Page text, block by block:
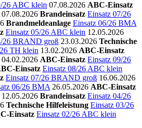
26 ABC klein 07.08.2026 ABC-Einsatz
07.08.2026 Brandeinsatz Einsatz 07/26
Brandmeldeanlage Einsatz 06/26 BMA
Einsatz 05/26 ABC klein 12.05.2026
26 BRAND groß 23.03.2026 Technische
TH klein 13.02.2026 ABC-Einsatz
04.02.2026 ABC-Einsatz Einsatz 09/26
Einsatz Einsatz 08/26 ABC klein
Einsatz 07/26 BRAND groß 16.06.2026
06/26 BMA 26.05.2026 ABC-Einsatz
12.05.2026 Brandeinsatz Einsatz 04/26
Technische Hilfeleistung Einsatz 03/26
Einsatz Einsatz 02/26 ABC klein